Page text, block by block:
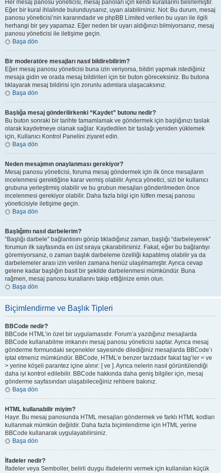
Her mesaj panosu yöneticisi, mesaj panoları için kendi kurallarını belirlemiştir.
Eğer bir kural ihlalinde bulunduysanız, uyarı alabilirsiniz. Not: Bu durum, mesaj
panosu yöneticisi’nin kararındadır ve phpBB Limited verilen bu uyarı ile ilgili
herhangi bir şey yapamaz. Eğer neden bir uyarı aldığınızı bilmiyorsanız, mesaj
panosu yöneticisi ile iletişime geçin.
Başa dön
Bir moderatöre mesajları nasıl bildirebilirim?
Eğer mesaj panosu yöneticisi buna izin veriyorsa, bildiri yapmak istediğiniz
mesaja gidin ve orada mesaj bildirileri için bir buton göreceksiniz. Bu butona
tıklayarak mesaj bildirisi için zorunlu adımlara ulaşacaksınız.
Başa dön
Başlığa mesaj gönderilirkenki “Kaydet” butonu nedir?
Bu buton sonraki bir tarihte tamamlamak ve göndermek için başlığınızı taslak
olarak kaydetmeye olanak sağlar. Kaydedilen bir taslağı yeniden yüklemek
için, Kullanıcı Kontrol Panelini ziyaret edin.
Başa dön
Neden mesajımın onaylanması gerekiyor?
Mesaj panosu yöneticisi, foruma mesaj göndermek için ilk önce mesajların
incelenmesi gerektiğine karar vermiş olabilir. Ayrıca yönetici, sizi bir kullanıcı
grubuna yerleştirmiş olabilir ve bu grubun mesajları gönderilmeden önce
incelenmesi gerekiyor olabilir. Daha fazla bilgi için lütfen mesaj panosu
yöneticisiyle iletişime geçin.
Başa dön
Başlığımı nasıl darbelerim?
“Başlığı darbele” bağlantısını görüp tıkladığınız zaman, başlığı “darbeleyerek”
forumun ilk sayfasında en üst sıraya çıkarabilirsiniz. Fakat, eğer bu bağlantıyı
göremiyorsanız, o zaman başlık darbeleme özelliği kapatılmış olabilir ya da
darbelemeler arası izin verilen zamana henüz ulaşılmamıştır. Ayrıca cevap
gelene kadar başlığın basit bir şekilde darbelenmesi mümkündür. Buna
rağmen, mesaj panosu kurallarını takip ettiğinize emin olun.
Başa dön
Biçimlendirme ve Başlık Tipleri
BBCode nedir?
BBCode HTML’in özel bir uygulamasıdır. Forum’a yazdığınız mesajlarda
BBCode kullanabilme imkanını mesaj panosu yöneticisi saptar. Ayrıca mesaj
gönderme formundaki seçenekler sayesinde dilediğiniz mesajlarda BBCode’ı
iptal etmeniz mümkündür. BBCode, HTML’e benzer tarzdadır fakat tag’ler < ve
> yerine köşeli parantez içine alınır: [ ve ]. Ayrıca nelerin nasıl görüntülendiği
daha iyi kontrol edilebilir. BBCode hakkında daha geniş bilgiler için, mesaj
gönderme sayfasından ulaşabileceğiniz rehbere bakınız.
Başa dön
HTML kullanabilir miyim?
Hayır. Bu mesaj panosunda HTML mesajları göndermek ve farklı HTML kodları
kullanmak mümkün değildir. Daha fazla biçimlendirme için HTML yerine
BBCode kullanarak uygulayabilirsiniz.
Başa dön
İfadeler nedir?
İfadeler veya Semboller, belirli duygu ifadelerini vermek için kullanılan küçük